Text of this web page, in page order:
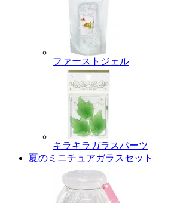
ファーストジェル
キラキラガラスパーツ
夏のミニチュアガラスセット